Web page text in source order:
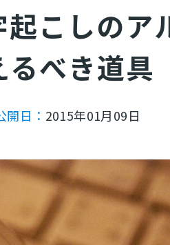
こしのア
べき道具
開日： 2015年01月09日